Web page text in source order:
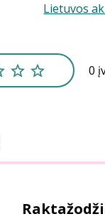
Lietuvos
0